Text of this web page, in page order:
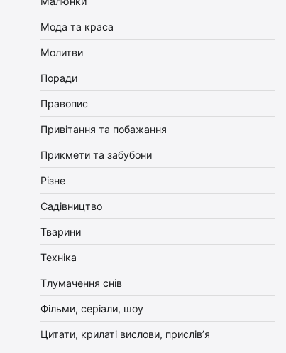
Мода та краса
Молитви
Поради
Правопис
Привітання та побажання
Прикмети та забубони
Різне
Садівництво
Тварини
Техніка
Тлумачення снів
Фільми, серіали, шоу
Цитати, крилаті вислови, прислів’я